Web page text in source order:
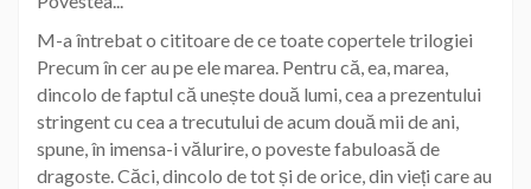
M-a întrebat o cititoare de ce toate copertele trilogiei
Precum în cer au pe ele marea. Pentru că, ea, marea,
dincolo de faptul că unește două lumi, cea a prezentului
stringent cu cea a trecutului de acum două mii de ani,
spune, în imensa-i vălurire, o poveste fabuloasă de
dragoste. Căci, dincolo de tot și de orice, din vieți care au